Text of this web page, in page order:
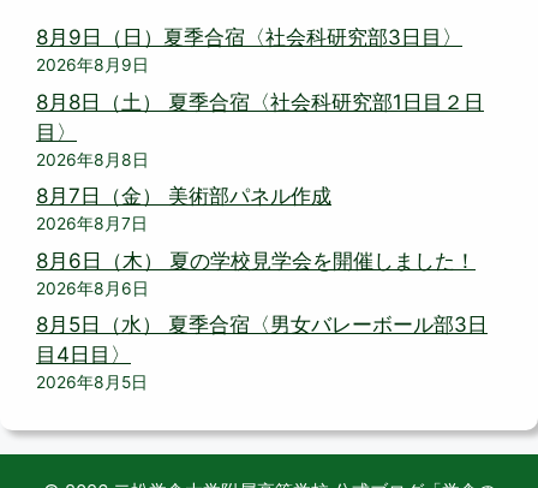
8月9日（日）夏季合宿〈社会科研究部3日目〉
2026年8月9日
8月8日（土） 夏季合宿〈社会科研究部1日目２日
目〉
2026年8月8日
8月7日（金） 美術部パネル作成
2026年8月7日
8月6日（木） 夏の学校見学会を開催しました！
2026年8月6日
8月5日（水） 夏季合宿〈男女バレーボール部3日
目4日目〉
2026年8月5日